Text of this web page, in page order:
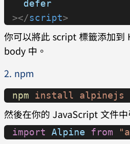
  defer
></script>
你可以將此 script 標籤添加到
body 中。
2. npm
npm install alpinejs
然後在你的 JavaScript 文件中
import Alpine from